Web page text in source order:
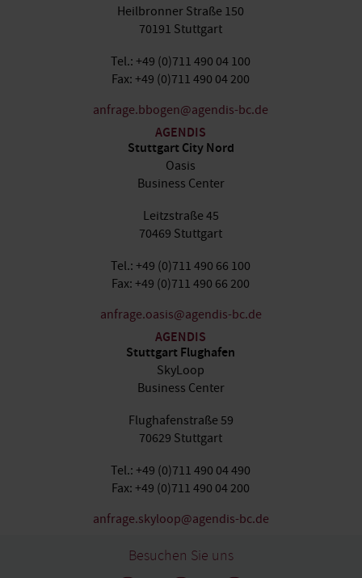
Heilbronner Straße 150
70191 Stuttgart
Tel.: +49 (0)711 490 04 100
Fax: +49 (0)711 490 04 200
anfrage.bbogen@agendis-bc.de
AGENDIS
Stuttgart City Nord
Oasis
Business Center
Leitzstraße 45
70469 Stuttgart
Tel.: +49 (0)711 490 66 100
Fax: +49 (0)711 490 66 200
anfrage.oasis@agendis-bc.de
AGENDIS
Stuttgart Flughafen
SkyLoop
Business Center
Flughafenstraße 59
70629 Stuttgart
Tel.: +49 (0)711 490 04 490
Fax: +49 (0)711 490 04 200
anfrage.skyloop@agendis-bc.de
Besuchen Sie uns